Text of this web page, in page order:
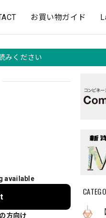
お買い物ガイド
ください
available
方向け